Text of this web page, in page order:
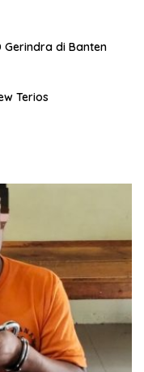
Gerindra di Banten
Terios